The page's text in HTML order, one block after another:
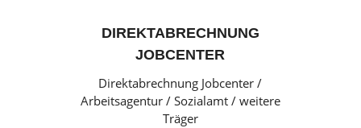
DIREKTABRECHNUNG
JOBCENTER
Direktabrechnung Jobcenter /
Arbeitsagentur / Sozialamt / weitere
Träger